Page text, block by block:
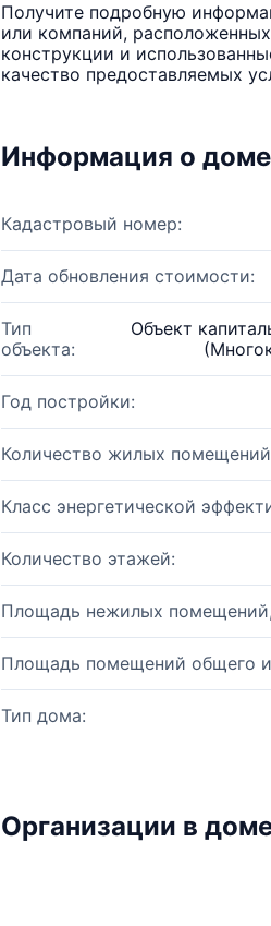
Получите подробную
или компаний,
конструкции и
качество предоставляемых
Информация о доме
Кадастровый номер:
Дата обновления стоимости:
Тип
объекта:
Объект
Год постройки:
Количество жилых
Класс энергетической
Количество этажей:
Площадь нежилых
Площадь помещений общего
Тип дома:
Организации в